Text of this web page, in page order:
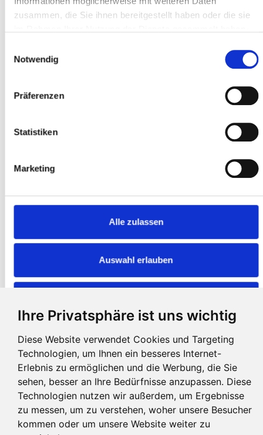
Ihre Privatsphäre ist uns wichtig
Diese Website verwendet Cookies und Targeting
Technologien, um Ihnen ein besseres Internet-
Erlebnis zu ermöglichen und die Werbung, die Sie
sehen, besser an Ihre Bedürfnisse anzupassen. Diese
Technologien nutzen wir außerdem, um Ergebnisse
zu messen, um zu verstehen, woher unsere Besucher
kommen oder um unsere Website weiter zu
zusammen, die Sie ihnen bereitgestellt haben oder die sie
Notwendig
Präferenzen
Statistiken
Marketing
Alle zulassen
Auswahl erlauben
Wir wollen zusammen Yoga machen und einen kleinen Ausflug in
lassen können, unseren Körper und den Atem feiner entdecken und
wir wieder Zugang zu diesem tiefen Frieden finden können. Dort
Wenn du so einen Menschen berührst, heilt etwas in ihm und
gleichermaßen auch in Dir. Etwas geht in Resonanz. Fühlen – atmen
Termine
16.10. - 18.10.2026 - Retreat
250 € Retreat
Vollpension 56 Euro, Halbpension 45 Euro; Unterkunft EZ 79 Euro,
DZ 59 Euro
Kontakt
Doris undAndreas Schwarz• Linsen 3•87448 Niedersonthofen
Tel0049 8379 - 92 96 69•info@andreas-schwarz.org
Anmeldung
Wegbeschreibung
Impressum
Datenschutzerklärung